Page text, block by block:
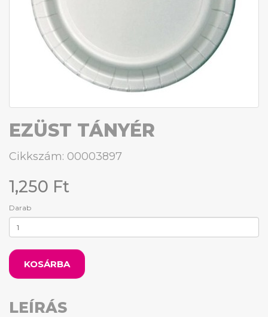
EZÜST TÁNYÉR
Cikkszám: 00003897
1,250 Ft
Darab
KOSÁRBA
LEÍRÁS